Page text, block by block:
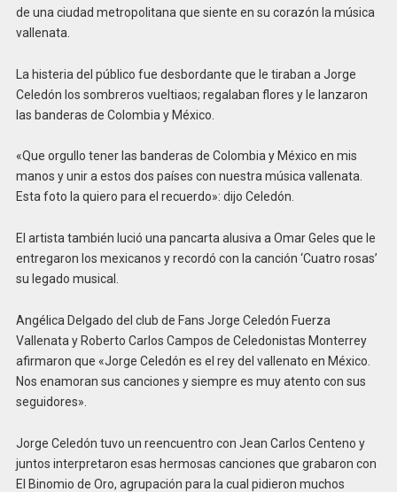
de una ciudad metropolitana que siente en su corazón la música
vallenata.
La histeria del público fue desbordante que le tiraban a Jorge
Celedón los sombreros vueltiaos; regalaban flores y le lanzaron
las banderas de Colombia y México.
«Que orgullo tener las banderas de Colombia y México en mis
manos y unir a estos dos países con nuestra música vallenata.
Esta foto la quiero para el recuerdo»: dijo Celedón.
El artista también lució una pancarta alusiva a Omar Geles que le
entregaron los mexicanos y recordó con la canción ‘Cuatro rosas’
su legado musical.
Angélica Delgado del club de Fans Jorge Celedón Fuerza
Vallenata y Roberto Carlos Campos de Celedonistas Monterrey
afirmaron que «Jorge Celedón es el rey del vallenato en México.
Nos enamoran sus canciones y siempre es muy atento con sus
seguidores».
Jorge Celedón tuvo un reencuentro con Jean Carlos Centeno y
juntos interpretaron esas hermosas canciones que grabaron con
El Binomio de Oro, agrupación para la cual pidieron muchos